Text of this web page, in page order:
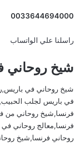
0033644694000
راسلنا علي الواتساب
شيخ روحاني
شيخ روحاني في
في باريس لجلب
فرنسا,شيخ روحاني من
فرنسا,معالج روحاني
روحاني فرنسا,شيخ